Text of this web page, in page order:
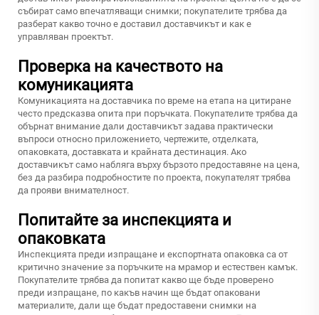
събират само впечатляващи снимки; покупателите трябва да
разберат какво точно е доставил доставчикът и как е
управляван проектът.
Проверка на качеството на
комуникацията
Комуникацията на доставчика по време на етапа на цитиране
често предсказва опита при поръчката. Покупателите трябва да
обърнат внимание дали доставчикът задава практически
въпроси относно приложението, чертежите, отделката,
опаковката, доставката и крайната дестинация. Ако
доставчикът само набляга върху бързото предоставяне на цена,
без да разбира подробностите по проекта, покупателят трябва
да прояви внимателност.
Попитайте за инспекцията и
опаковката
Инспекцията преди изпращане и експортната опаковка са от
критично значение за поръчките на мрамор и естествен камък.
Покупателите трябва да попитат какво ще бъде проверено
преди изпращане, по какъв начин ще бъдат опаковани
материалите, дали ще бъдат предоставени снимки на